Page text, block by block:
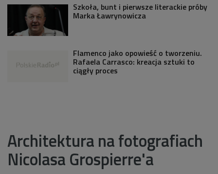
Szkoła, bunt i pierwsze literackie próby
Marka Ławrynowicza
Flamenco jako opowieść o tworzeniu.
Rafaela Carrasco: kreacja sztuki to
ciągły proces
Architektura na fotografiach
Nicolasa Grospierre'a